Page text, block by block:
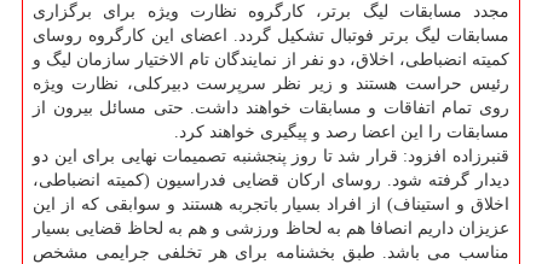
مجدد مسابقات لیگ برتر، کارگروه نظارت ویژه برای برگزاری
مسابقات لیگ برتر فوتبال تشکیل گردد. اعضای این کارگروه روسای
کمیته انضباطی، اخلاق، دو نفر از نمایندگان تام الاختیار سازمان لیگ و
رئیس حراست هستند و زیر نظر سرپرست دبیرکلی، نظارت ویژه
روی تمام اتفاقات و مسابقات خواهند داشت. حتی مسائل بیرون از
مسابقات را این اعضا رصد و پیگیری خواهند کرد.
قنبرزاده افزود: قرار شد تا روز پنجشنبه تصمیمات نهایی برای این دو
دیدار گرفته شود. روسای ارکان قضایی فدراسیون (کمیته انضباطی،
اخلاق و استیناف) از افراد بسیار باتجربه هستند و سوابقی که از این
عزیزان داریم انصافا هم به لحاظ ورزشی و هم به لحاظ قضایی بسیار
مناسب می باشد. طبق بخشنامه برای هر تخلفی جرایمی مشخص